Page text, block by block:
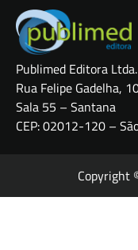
Publimed Editora Ltda.
Rua Felipe Gadelha,
Sala 55 – Santana
CEP: 02012-120 –
Copyright